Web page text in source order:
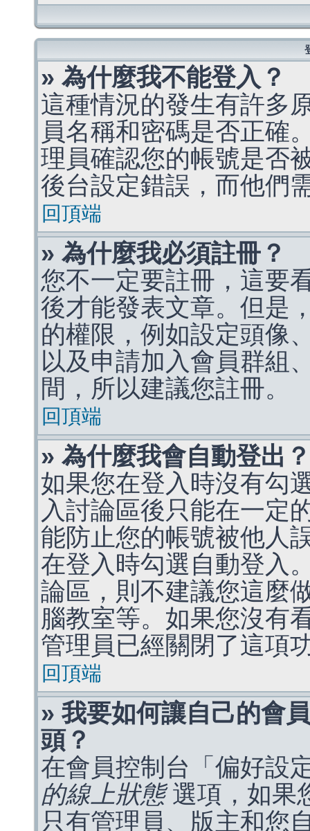
» 為什麼我不能登入？
這種情況的發生有許多
員名稱和密碼是否正確
理員確認您的帳號是否
後台設定錯誤，而他們
回頂端
» 為什麼我必須註冊？
您不一定要註冊，這要
後才能發表文章。但是
的權限，例如設定頭像
以及申請加入會員群組
間，所以建議您註冊。
回頂端
» 為什麼我會自動登出？
如果您在登入時沒有勾
入討論區後只能在一定
能防止您的帳號被他人
在登入時勾選自動登入
論區，則不建議您這麼
腦教室等。如果您沒有
管理員已經關閉了這項
回頂端
» 我要如何讓自己的會
頭？
在會員控制台「偏好設
的線上狀態選項，如果
只有管理員、版主和您